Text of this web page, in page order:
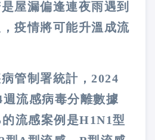
屋漏偏逢連夜雨遇到
疫情將可能升溫成流
管制署統計，2024
流感病毒分離數據
流感案例是H1N1型